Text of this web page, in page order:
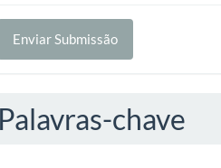
Enviar Submissão
Palavras-chave